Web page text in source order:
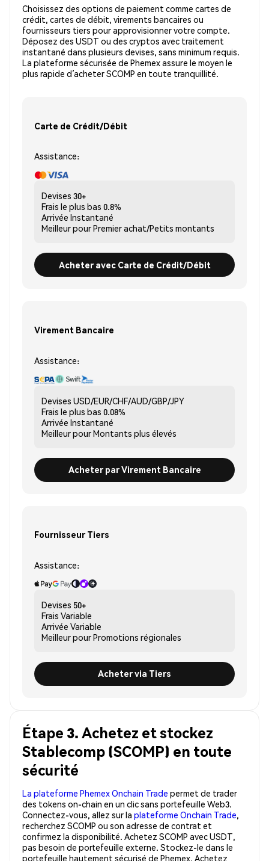
Choisissez des options de paiement comme cartes de
crédit, cartes de débit, virements bancaires ou
fournisseurs tiers pour approvisionner votre compte.
Déposez des USDT ou des cryptos avec traitement
instantané dans plusieurs devises, sans minimum requis.
La plateforme sécurisée de Phemex assure le moyen le
plus rapide d’acheter SCOMP en toute tranquillité.
Carte de Crédit/Débit
Assistance:
Devises 30+
Frais le plus bas 0.8%
Arrivée Instantané
Meilleur pourPremier achat/Petits montants
Acheter avec Carte de Crédit/Débit
Virement Bancaire
Assistance:
Devises USD/EUR/CHF/AUD/GBP/JPY
Frais le plus bas 0.08%
Arrivée Instantané
Meilleur pourMontants plus élevés
Acheter par Virement Bancaire
Fournisseur Tiers
Assistance:
Devises 50+
Frais Variable
Arrivée Variable
Meilleur pourPromotions régionales
Acheter via Tiers
Étape 3. Achetez et stockez
Stablecomp (SCOMP) en toute
sécurité
La plateforme Phemex Onchain Trade permet de trader
des tokens on-chain en un clic sans portefeuille Web3.
Connectez-vous, allez sur la plateforme Onchain Trade,
recherchez SCOMP ou son adresse de contrat et
confirmez la disponibilité. Achetez SCOMP avec USDT,
pas besoin de portefeuille externe. Stockez-le dans le
portefeuille hautement sécurisé de Phemex. Achetez